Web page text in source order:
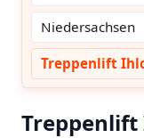
Niedersachsen
Treppenlift